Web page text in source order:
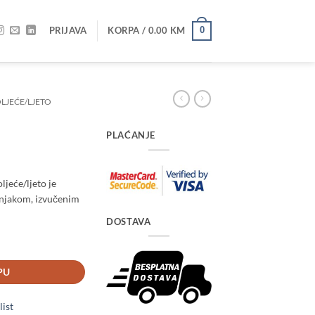
PRIJAVA KORPA / 0.00 KM 0
LJETO
ljeto je
izvučenim
PLAĆANJE
DOSTAVA